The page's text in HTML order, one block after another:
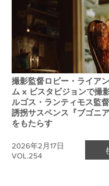
撮影監督ロビー・ライア
ム x ビスタビジョンで撮
ルゴス・ランティモス監
誘拐サスペンス『ブゴニ
をもたらす
VOL.254
2026年2月17日